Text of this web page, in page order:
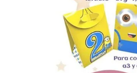
AÑADIR AL CARRITO